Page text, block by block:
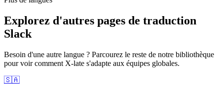
Explorez d'autres pages de traduction
Slack
Besoin d'une autre langue ? Parcourez le reste de notre bibliothèque
pour voir comment X-late s'adapte aux équipes globales.
🇸🇦